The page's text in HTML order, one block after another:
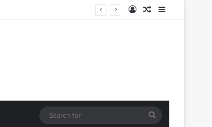
Log InRandom Article
Sidebar